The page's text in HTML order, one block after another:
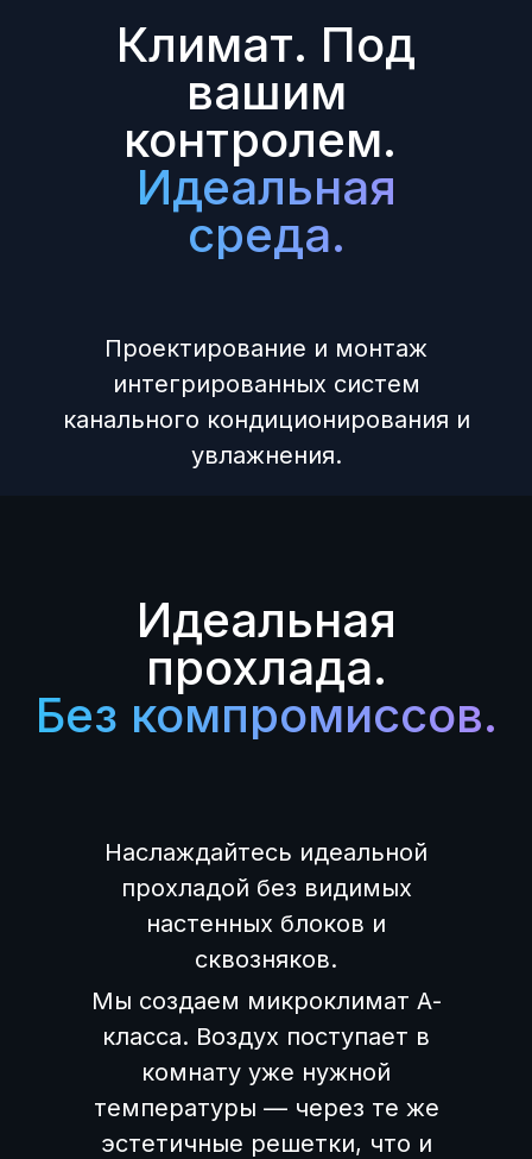
Климат. Под
вашим
контролем.
Идеальная
среда.
Проектирование и монтаж
интегрированных систем
канального кондиционирования и
увлажнения.
Идеальная
прохлада.
Без компромиссов.
Наслаждайтесь идеальной
прохладой без видимых
настенных блоков и
сквозняков.
Мы создаем микроклимат А-
класса. Воздух поступает в
комнату уже нужной
температуры — через те же
эстетичные решетки, что и